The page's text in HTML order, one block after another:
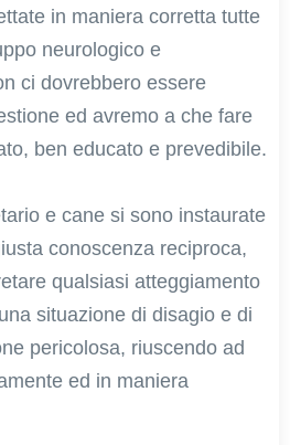
in maniera corretta tutte
neurologico e
ci dovrebbero essere
ed avremo a che fare
ben educato e prevedibile.
e cane si sono instaurate
conoscenza reciproca,
qualsiasi atteggiamento
situazione di disagio e di
pericolosa, riuscendo ad
ed in maniera